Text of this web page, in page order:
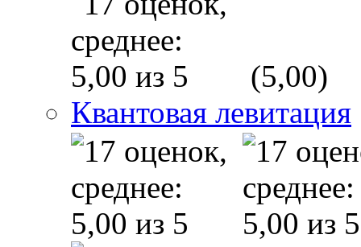
(5,00)
Квантовая левитация